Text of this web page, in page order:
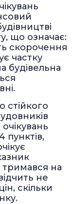
що означає:
скорочення
частку
будівельна
пунктів,
тримався на
не
скільки